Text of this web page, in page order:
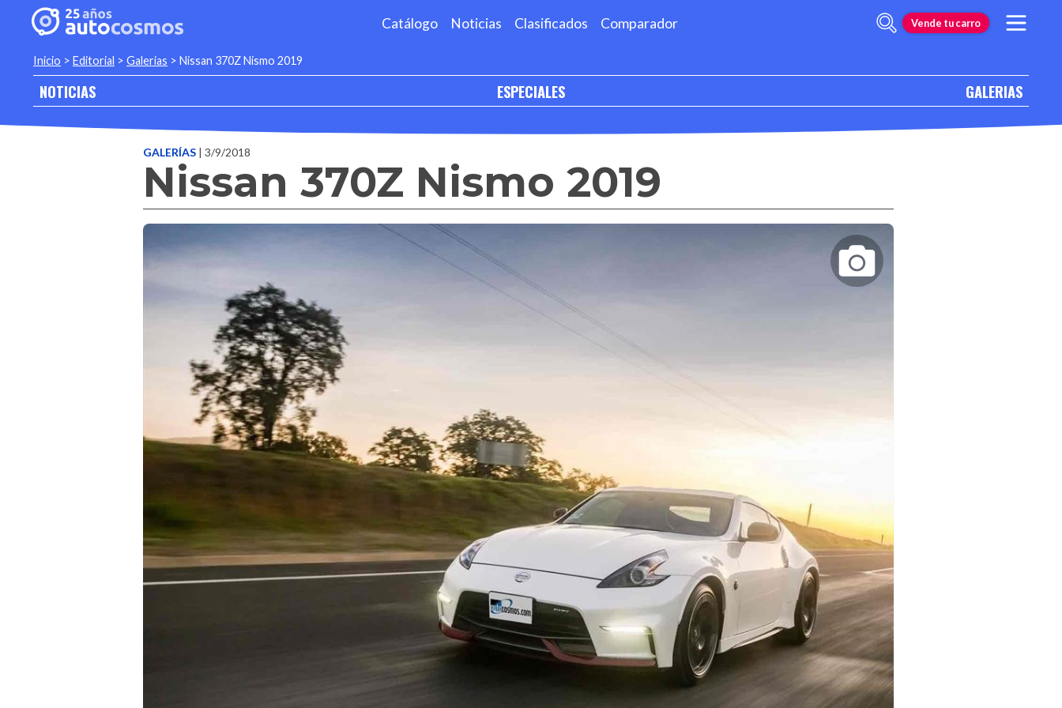
Catálogo Noticias Clasificados Comparador Vende tu carro
Inicio > Editorial > Galerias > Nissan 370Z Nismo 2019
NOTICIAS ESPECIALES GALERIAS
GALERÍAS | 3/9/2018
Nissan 370Z Nismo 2019